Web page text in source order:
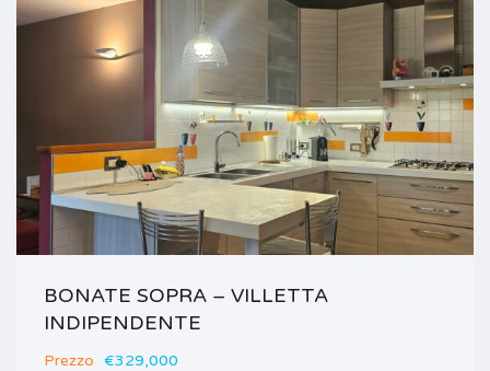
BONATE SOPRA – VILLETTA
INDIPENDENTE
Prezzo €329,000